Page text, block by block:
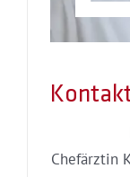
Chefärztin